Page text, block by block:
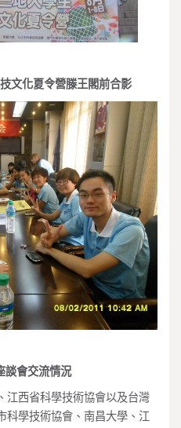
文化夏令營滕王閣前合影
談會交流情況
西省科學技術協會以及台灣
科學技術協會、南昌大學、江